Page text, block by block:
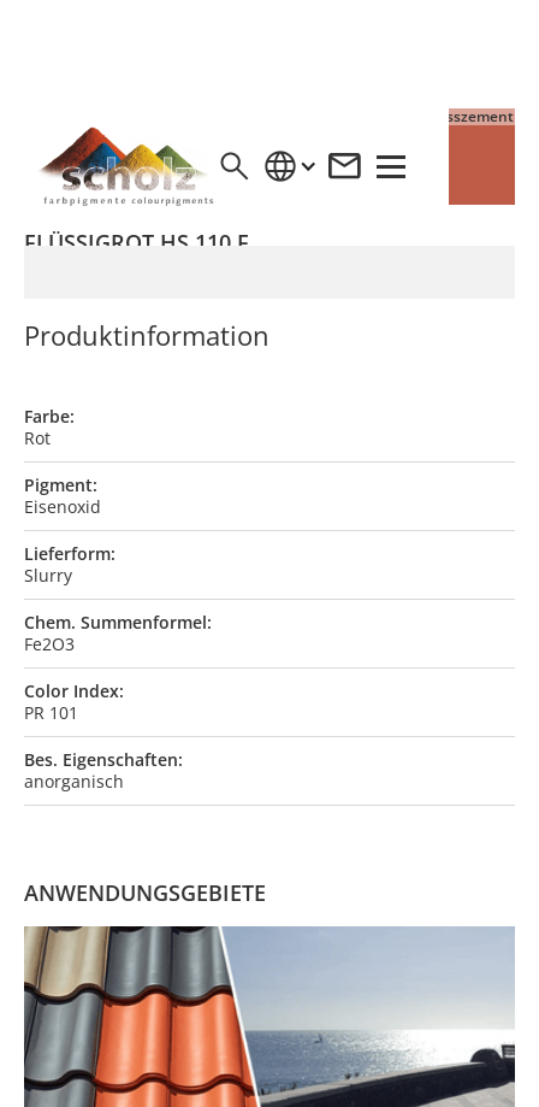
4% Pigment auf Weisszement
FLÜSSIGROT HS 110 F
Produktinformation
Farbe:
Rot
Pigment:
Eisenoxid
Lieferform:
Slurry
Chem. Summenformel:
Fe2O3
Color Index:
PR 101
Bes. Eigenschaften:
anorganisch
ANWENDUNGSGEBIETE